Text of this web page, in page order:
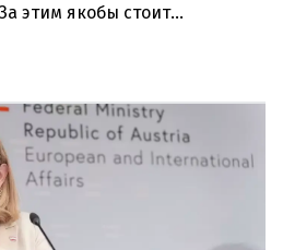
этим якобы стоит
п